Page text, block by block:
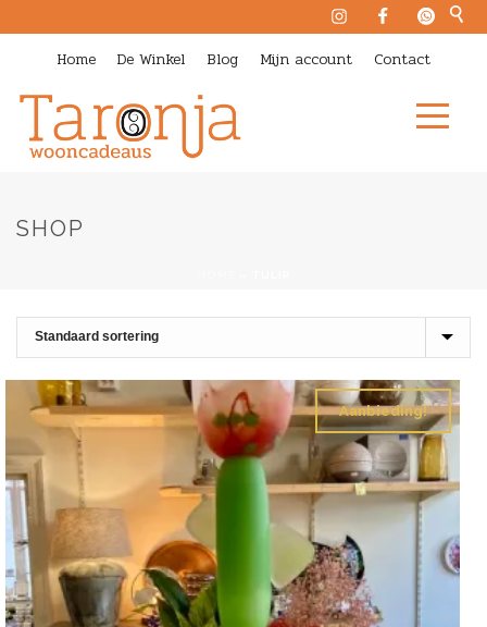
Home De Winkel Blog Mijn account Contact
SHOP
Aanbieding!